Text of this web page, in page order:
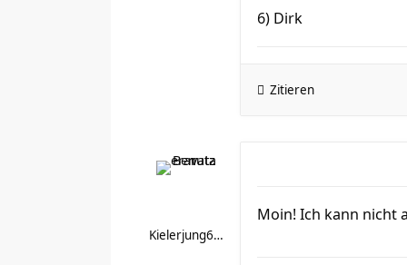
6) Dirk
Zitieren
Kielerjung612
Moin! Ich kann nicht